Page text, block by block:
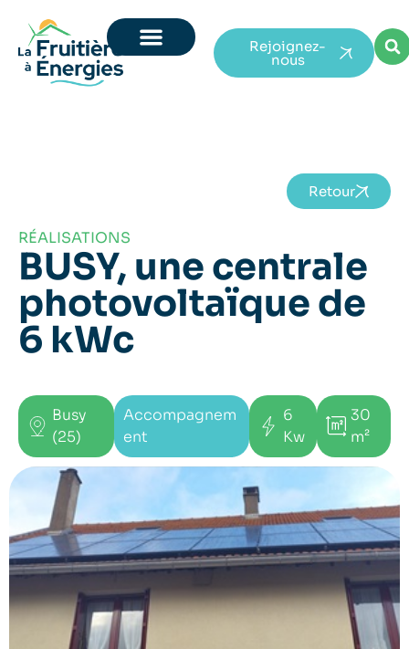
Rejoignez-
nous
RÉALISATIONS
BUSY, une centrale
photovoltaïque de
6 kWc
Retour
Busy
(25)
Accompagnem
ent
6
Kw
30
m²